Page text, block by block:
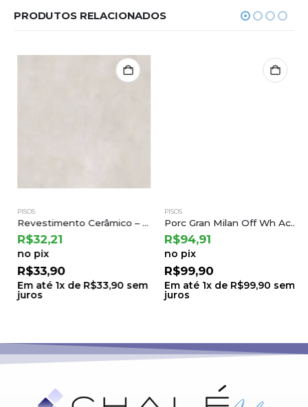
PRODUTOS RELACIONADOS
PISOS
Revestimento Cerâmico – Patmos Gray 68×68 | Cejatel
R$32,21
no pix
R$33,90
Em até1 x deR$33,90sem
juros
PISOS
Porc Gran Milan Off Wh Acet – Ct620697 62×122 a Castelli (2,28) B.6 Ton.71 Lt.0005
R$94,91
no pix
R$99,90
Em até1 x deR$99,90sem
juros